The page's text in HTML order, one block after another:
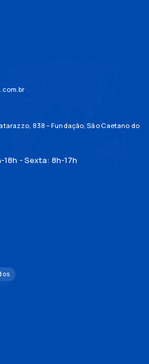
838 – Fundação, São Caetano do
- Sexta: 8h-17h